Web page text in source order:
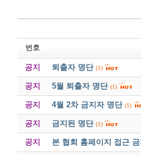
번호
공지 퇴출자 명단 (1)
공지 5월 퇴출자 명단 (1)
공지 4월 2차 금지자 명단 (1)
공지 금지된 명단 (1)
공지 본 협회 홈페이지 접근